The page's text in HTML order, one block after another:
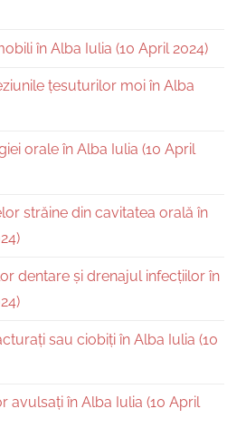
în Alba Iulia (10 April 2024)
țesuturilor moi în Alba
orale în Alba Iulia (10 April
străine din cavitatea orală în
dentare și drenajul infecțiilor în
sau ciobiți în Alba Iulia (10
avulsați în Alba Iulia (10 April